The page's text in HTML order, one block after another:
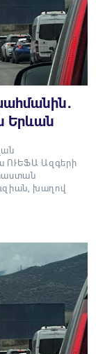
Երևան
ՈՒԵՖԱ Ազգերի
խաղով